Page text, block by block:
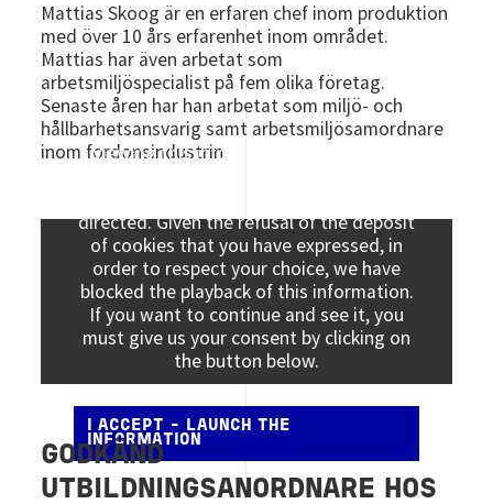
Mattias Skoog är en erfaren chef inom produktion
med över 10 års erfarenhet inom området.
Mattias har även arbetat som
arbetsmiljöspecialist på fem olika företag.
Senaste åren har han arbetat som miljö- och
hållbarhetsansvarig samt arbetsmiljösamordnare
inom fordonsindustrin.
Viewing this information may result in
directed. Given the refusal of the deposit
of cookies that you have expressed, in
order to respect your choice, we have
blocked the playback of this information.
If you want to continue and see it, you
must give us your consent by clicking on
the button below.
I ACCEPT - LAUNCH THE
INFORMATION
GODKÄND
UTBILDNINGSANORDNARE HOS